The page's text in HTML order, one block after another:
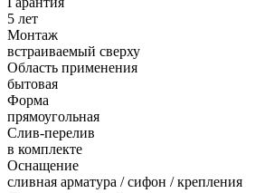
5 лет
Монтаж
встраиваемый сверху
Область применения
бытовая
Форма
прямоугольная
Слив-перелив
в комплекте
Оснащение
сливная арматура / сифон / крепления